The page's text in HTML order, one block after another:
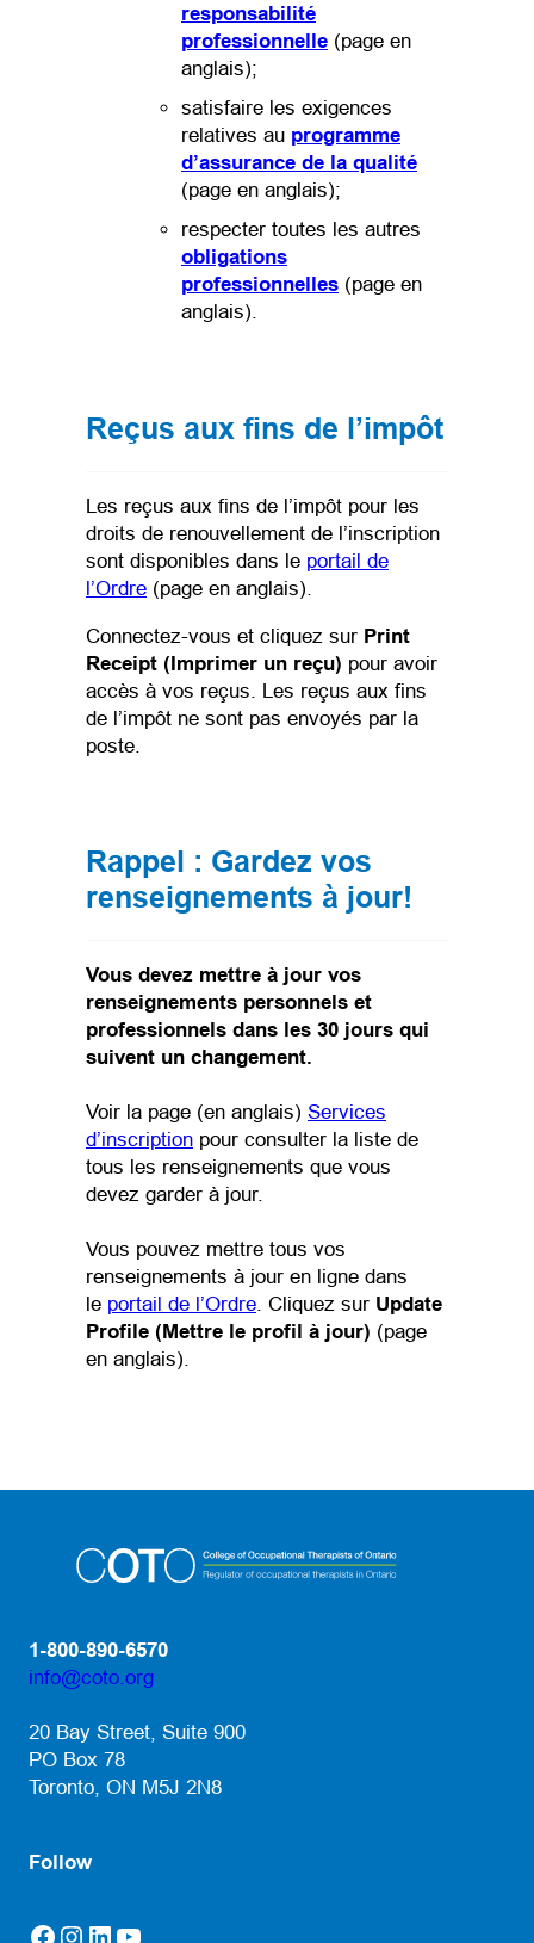
responsabilité
professionnelle (page en
anglais);
satisfaire les exigences
relatives au programme
d’assurance de la qualité
(page en anglais);
respecter toutes les autres
obligations
professionnelles (page en
anglais).
Reçus aux fins de l’impôt
Les reçus aux fins de l’impôt pour les
droits de renouvellement de l’inscription
sont disponibles dans le portail de
l’Ordre (page en anglais).
Connectez-vous et cliquez sur Print
Receipt (Imprimer un reçu) pour avoir
accès à vos reçus. Les reçus aux fins
de l’impôt ne sont pas envoyés par la
poste.
Rappel : Gardez vos
renseignements à jour!
Vous devez mettre à jour vos
renseignements personnels et
professionnels dans les 30 jours qui
suivent un changement.
Voir la page (en anglais) Services
d’inscription pour consulter la liste de
tous les renseignements que vous
devez garder à jour.
Vous pouvez mettre tous vos
renseignements à jour en ligne dans
le portail de l’Ordre(opens in a new tab)
. Cliquez sur Update
Profile (Mettre le profil à jour) (page
en anglais).
1-800-890-6570
info@coto.org
20 Bay Street, Suite 900
PO Box 78
Toronto, ON M5J 2N8
Follow
Facebook(opens in a new tab)
Instagram
(opens in a new tab)
LinkedIn(opens in a new tab)
YouTube(opens in a new tab)